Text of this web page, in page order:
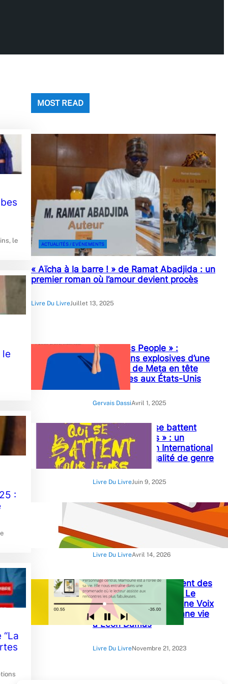
le
le
:
MOST READ
ACTUALITÉS / EVÉNEMENTS
« Aïcha à la barre ! » de Ramat Abadjida : un
premier roman où l’amour devient procès
Livre Du LivreJuillet 13, 2025
« Careless People » :
Révélations explosives d’une
ex-cadre de Meta en tête
des ventes aux États-Unis
Gervais DassiAvril 1, 2025
« Ces filles qui se battent
pour leurs droits » : un
ouvrage de Plan International
France pour l’égalité de genre
Livre Du LivreJuin 9, 2025
« Crimes contre le devoir » :
Briston Wilfried Amoussou-
Livre Du LivreAvril 14, 2026
« Damas, le scintillement des
larmes » de Catherine Le
Pelletier l’audibook d’une Voix
Une Histoire qui redonne vie
à Léon Damas
Livre Du LivreNovembre 21, 2023